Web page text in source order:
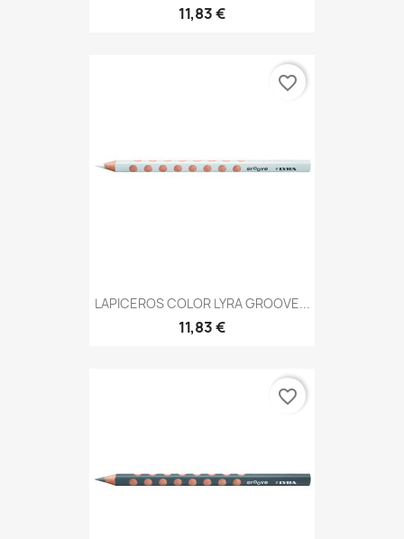
11,83 €
LAPICEROS COLOR LYRA GROOVE...
11,83 €
favorite_border
favorite_border